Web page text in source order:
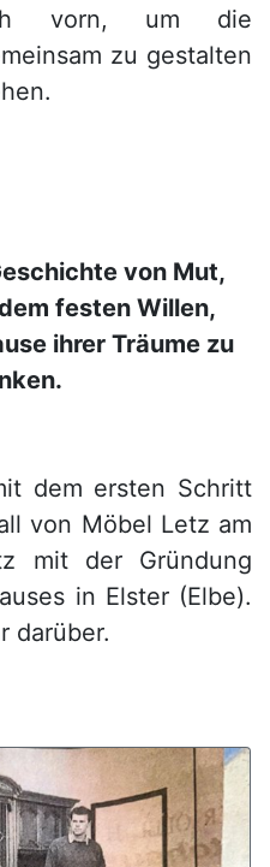
vorn, um die
zu gestalten
von Mut,
festen Willen,
ihrer Träume zu
dem ersten Schritt
von Möbel Letz am
mit der Gründung
in Elster (Elbe).
darüber.